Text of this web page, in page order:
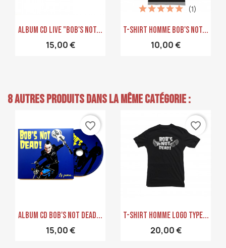
 Aperçu rapide
Album CD Live "Bob's Not...
15,00 €
Aperçu rapide
T-Shirt Homme Bob's Not...
10,00 €
(1)
8 autres produits dans la même catégorie :
 Aperçu rapide
Album CD Bob's Not Dead...
15,00 €
favorite_border
Aperçu rapide
T-Shirt Homme Logo Type...
20,00 €
favorite_border